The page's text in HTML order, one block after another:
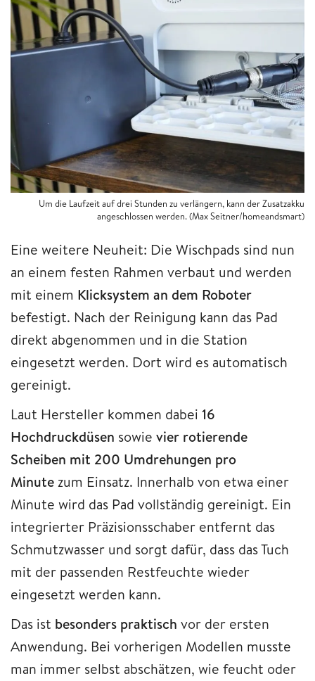
Um die Laufzeit auf drei Stunden zu verlängern, kann der Zusatzakku
angeschlossen werden. (Max Seitner/homeandsmart)
Eine weitere Neuheit: Die Wischpads sind nun
an einem festen Rahmen verbaut und werden
mit einem Klicksystem an dem Roboter
befestigt. Nach der Reinigung kann das Pad
direkt abgenommen und in die Station
eingesetzt werden. Dort wird es automatisch
gereinigt.
Laut Hersteller kommen dabei 16
Hochdruckdüsen sowie vier rotierende
Scheiben mit 200 Umdrehungen pro
Minutezum Einsatz. Innerhalb von etwa einer
Minute wird das Pad vollständig gereinigt. Ein
integrierter Präzisionsschaber entfernt das
Schmutzwasser und sorgt dafür, dass das Tuch
mit der passenden Restfeuchte wieder
eingesetzt werden kann.
Das ist besonders praktisch vor der ersten
Anwendung. Bei vorherigen Modellen musste
man immer selbst abschätzen, wie feucht oder